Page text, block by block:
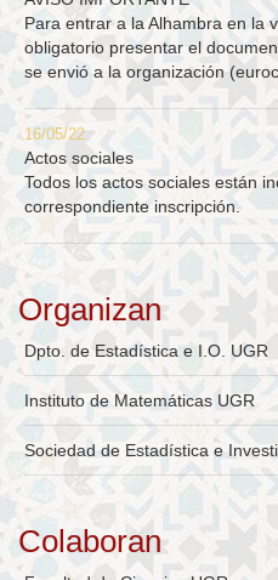
Para entrar a la Alhambra en la
obligatorio presentar el
se envió a la organización
16/05/22
Actos sociales
Todos los actos sociales están
correspondiente inscripción.
Organizan
Dpto. de Estadística e I.O. UGR
Instituto de Matemáticas UGR
Sociedad de Estadística e
Colaboran